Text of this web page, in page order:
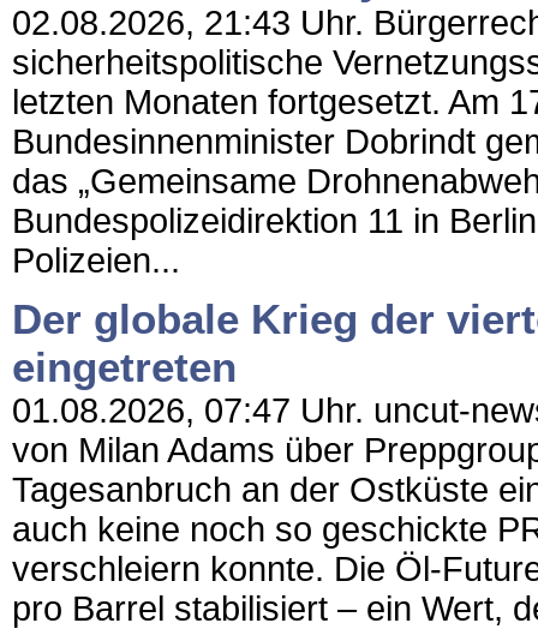
02.08.2026, 21:43 Uhr.
sicherheitspolitische
letzten Monaten fortgesetzt. Am
Bundesinnenminister Dobrindt
das „Gemeinsame
Bundespolizeidirektion 11 in
Polizeien...
Der globale Krieg der
eingetreten
01.08.2026, 07:47 Uhr. uncut-
von Milan Adams über
Tagesanbruch an der Ostküste
auch keine noch so geschickte
verschleiern konnte. Die Öl-
pro Barrel stabilisiert – ein Wert,